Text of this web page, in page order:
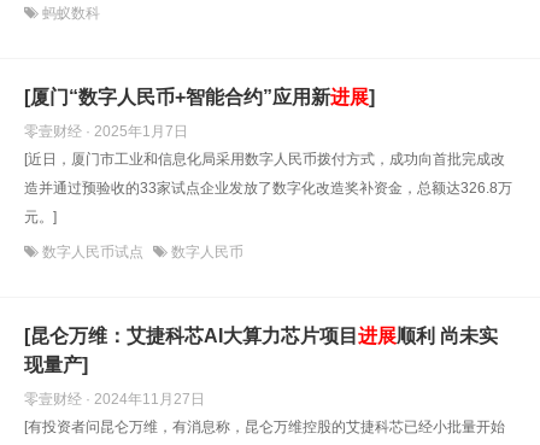
蚂蚁数科
[厦门“数字人民币+智能合约”应用新进展]
零壹财经 · 2025年1月7日
[近日，厦门市工业和信息化局采用数字人民币拨付方式，成功向首批完成改
造并通过预验收的33家试点企业发放了数字化改造奖补资金，总额达326.8万
元。]
数字人民币试点 数字人民币
[昆仑万维：艾捷科芯AI大算力芯片项目 进展顺利 尚未实
现量产]
零壹财经 · 2024年11月27日
[有投资者问昆仑万维，有消息称，昆仑万维控股的艾捷科芯已经小批量开始